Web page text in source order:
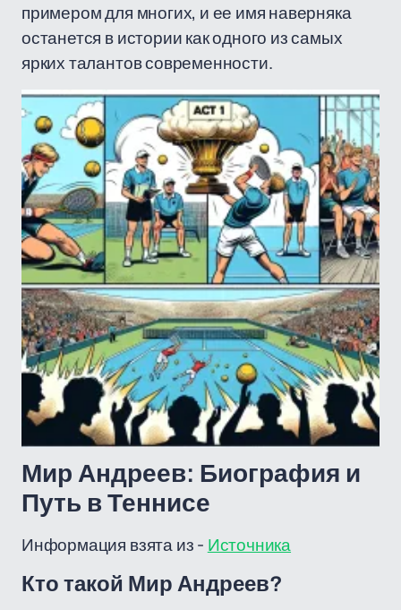
примером для многих, и ее имя наверняка
останется в истории как одного из самых
ярких талантов современности.
Мир Андреев: Биография и
Путь в Теннисе
Информация взята из - Источника
Кто такой Мир Андреев?